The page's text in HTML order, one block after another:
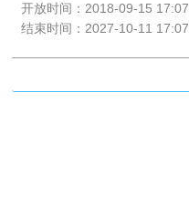
开放时间：2018-09-15 17:07
结束时间：2027-10-11 17:07